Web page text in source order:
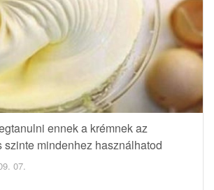
ennek a krémnek az
szinte mindenhez használhatod
07.